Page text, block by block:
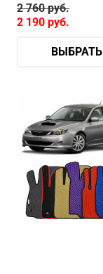
2 760руб.
2 190 руб.
ВЫБРАТЬ